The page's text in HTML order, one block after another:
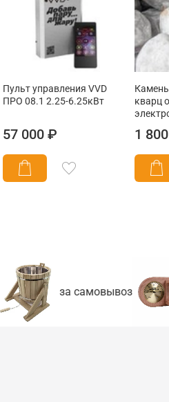
Пульт управления VVD
ПРО 08.1 2.25-6.25кВт
57 000 ₽
кварц
1
за самовывоз